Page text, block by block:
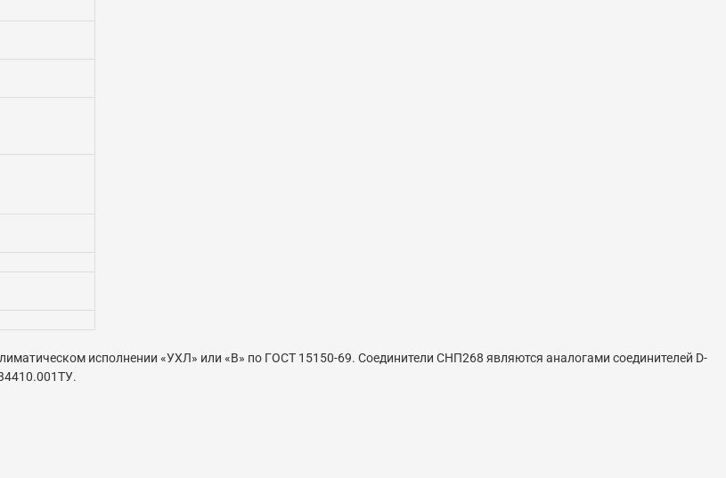
исполнении «УХЛ» или «В» по ГОСТ 15150-69. Соединители СНП268 являются аналогами соединителей D-